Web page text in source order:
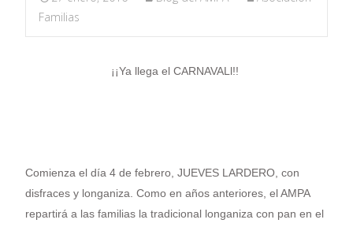
Familias
¡¡Ya llega el CARNAVALl!!
Comienza el día 4 de febrero, JUEVES LARDERO, con
disfraces y longaniza. Como en años anteriores, el AMPA
repartirá a las familias la tradicional longaniza con pan en el